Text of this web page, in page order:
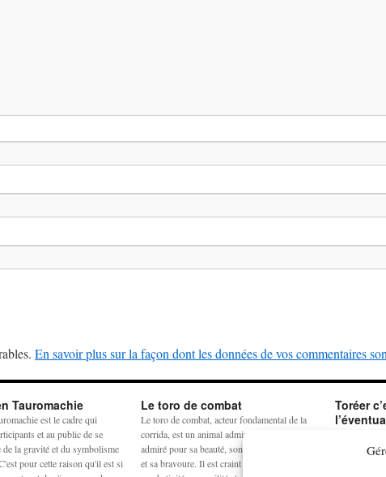
En savoir plus sur la façon dont les données de vos commentaires
Tauromachie
est le cadre qui
et au public de se
de la gravité et du symbolisme
pour cette raison qu'il est si
Le toro de combat
Le toro de combat, acteur fondamental de la
corrida, est un animal admiré et craint. Il est
admiré pour sa beauté, son harmonie physique
et sa bravoure. Il est craint pour sa
Toréer
Le matador